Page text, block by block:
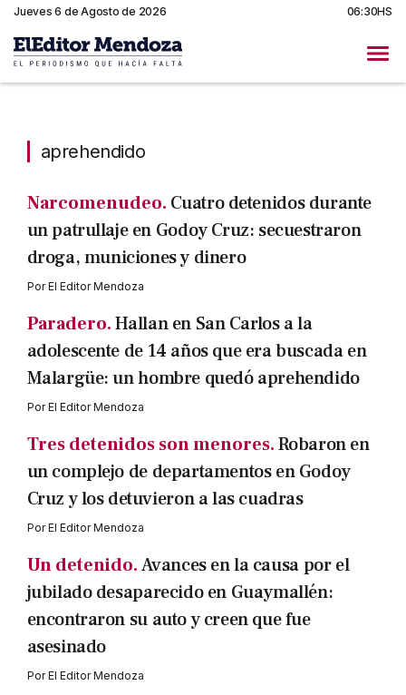
Jueves 6 de Agosto de 2026 06:30HS
aprehendido
Narcomenudeo. Cuatro detenidos durante
un patrullaje en Godoy Cruz: secuestraron
droga, municiones y dinero
PorEl Editor Mendoza
Paradero.Hallan en San Carlos a la
adolescente de 14 años que era buscada en
Malargüe: un hombre quedó aprehendido
PorEl Editor Mendoza
Tres detenidos son menores.Robaron en
un complejo de departamentos en Godoy
Cruz y los detuvieron a las cuadras
PorEl Editor Mendoza
Un detenido.Avances en la causa por el
jubilado desaparecido en Guaymallén:
encontraron su auto y creen que fue
asesinado
PorEl Editor Mendoza